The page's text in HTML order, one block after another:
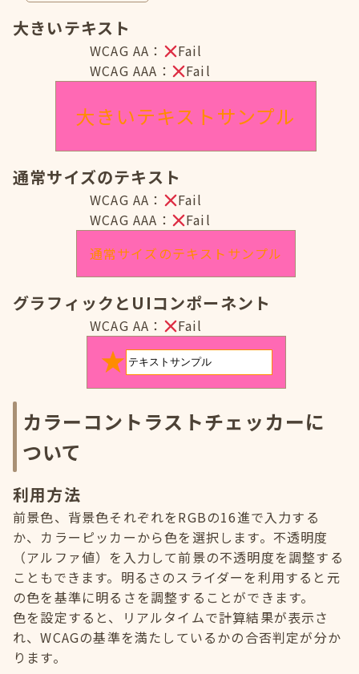
大きいテキスト
WCAG AA：
Fail
WCAG AAA：
Fail
大きいテキストサンプル
通常サイズのテキスト
WCAG AA：
Fail
WCAG AAA：
Fail
通常サイズのテキストサンプル
グラフィックとUIコンポーネント
WCAG AA： Fail
カラーコントラストチェッカーに
ついて
利用方法
前景色、背景色それぞれをRGBの16進で入力する
か、カラーピッカーから色を選択します。不透明度
（アルファ値）を入力して前景の不透明度を調整する
こともできます。明るさのスライダーを利用すると元
の色を基準に明るさを調整することができます。
色を設定すると、リアルタイムで計算結果が表示さ
れ、WCAGの基準を満たしているかの合否判定が分か
ります。